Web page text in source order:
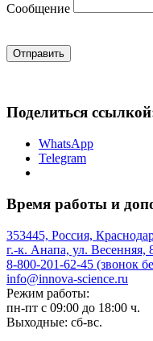
Сообщение
Отправить
Поделиться
WhatsApp
Telegram
Время работы и
353445, Россия,
г.-к. Анапа, ул. Весенняя,
8-800-201-62-45 (звонок
info@innova-science.ru
Режим работы:
пн-пт с 09:00 до 18:00 ч.
Выходные: сб-вс.